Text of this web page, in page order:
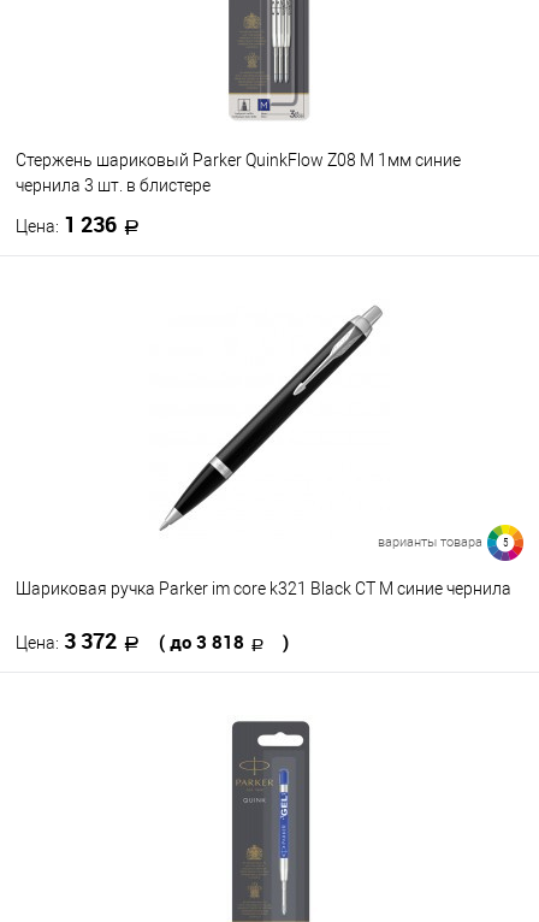
Стержень шариковый Parker QuinkFlow Z08 M 1мм синие
чернила 3 шт. в блистере
Цена: 1 236
В наличии
варианты товара 5
Шариковая ручка Parker im core k321 Black CT M синие чернила
Цена: 3 372 ( до 3 818 )